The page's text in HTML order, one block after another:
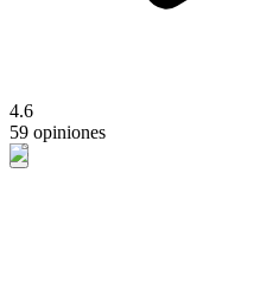
4.6
59 opiniones